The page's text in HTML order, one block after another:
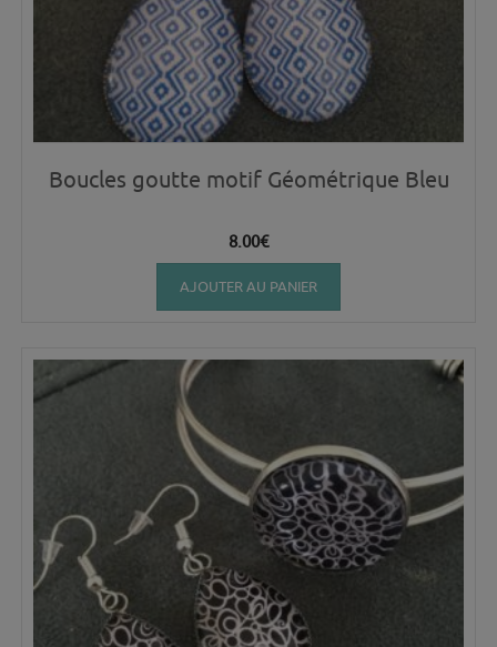
Boucles goutte motif Géométrique Bleu
8.00€
AJOUTER AU PANIER